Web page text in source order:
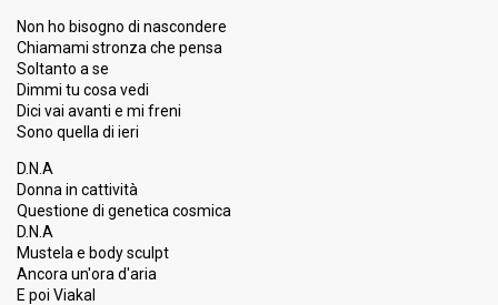
Non ho bisogno di nascondere
Chiamami stronza che pensa
Soltanto a se
Dimmi tu cosa vedi
Dici vai avanti e mi freni
Sono quella di ieri
D.N.A
Donna in cattività
Questione di genetica cosmica
D.N.A
Mustela e body sculpt
Ancora un'ora d'aria
E poi Viakal